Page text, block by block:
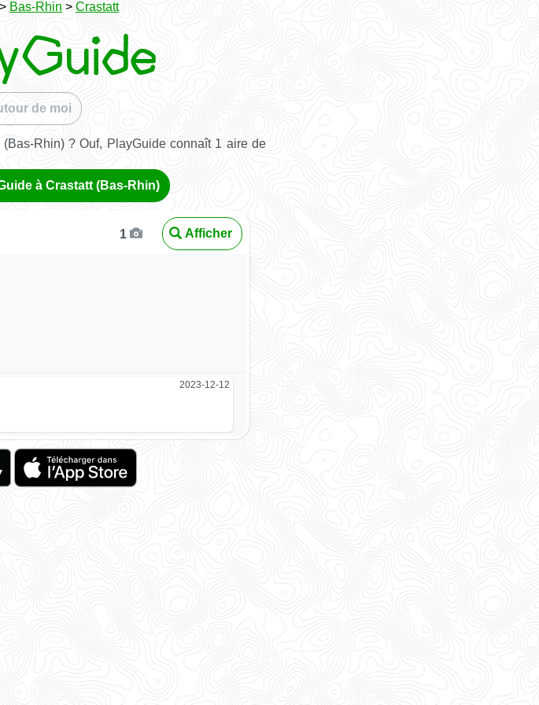
> Bas-Rhin > Crastatt
de moi
Rhin) ? Ouf, PlayGuide connaît 1 aire de
à Crastatt (Bas-Rhin)
1 Afficher
2023-12-12